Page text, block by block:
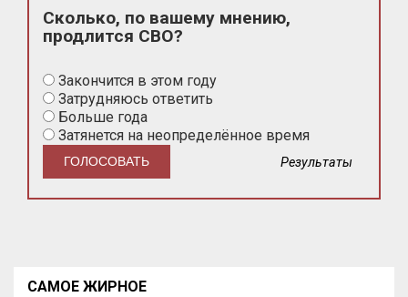
Сколько, по вашему мнению,
продлится СВО?
Закончится в этом году
Затрудняюсь ответить
Больше года
Затянется на неопределённое время
Результаты
САМОЕ ЖИРНОЕ